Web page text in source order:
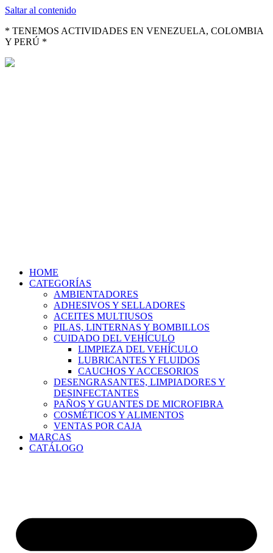
Saltar al contenido
* TENEMOS ACTIVIDADES EN VENEZUELA, COLOMBIA
Y PERÚ *
HOME
CATEGORÍAS
AMBIENTADORES
ADHESIVOS Y SELLADORES
ACEITES MULTIUSOS
PILAS, LINTERNAS Y BOMBILLOS
CUIDADO DEL VEHÍCULO
LIMPIEZA DEL VEHÍCULO
LUBRICANTES Y FLUIDOS
CAUCHOS Y ACCESORIOS
DESENGRASANTES, LIMPIADORES Y
DESINFECTANTES
PAÑOS Y GUANTES DE MICROFIBRA
COSMÉTICOS Y ALIMENTOS
VENTAS POR CAJA
MARCAS
CATÁLOGO